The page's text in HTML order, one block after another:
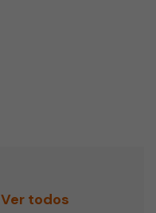
Ver todos